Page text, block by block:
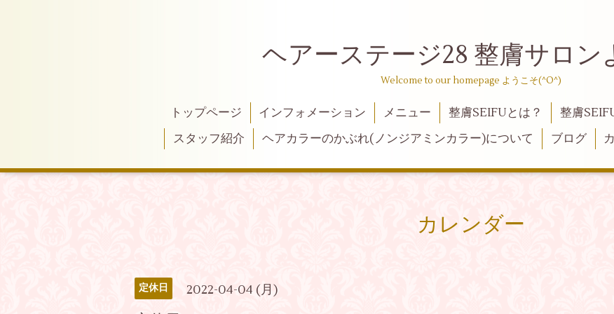
ヘアーステージ28 整膚サロン
Welcome to our homepage ようこそ(^O^)
トップページ インフォメーション メニュー 整膚SEIFUとは？ 整膚
スタッフ紹介
ヘアカラーのかぶれ(ノンジアミンカラー)について ブログ
カレンダー
定休日 2022-04-04 (月)